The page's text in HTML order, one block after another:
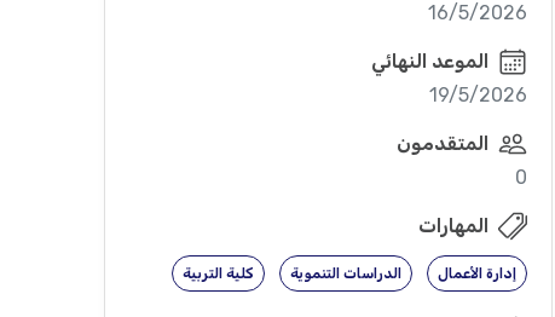
16/5/2026
الموعد النهائي
19/5/2026
المتقدمون
0
المهارات
إدارة الأعمال الدراسات التنموية كلية التربية